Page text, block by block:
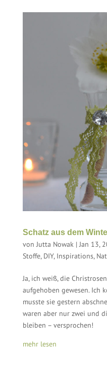
Schatz aus dem
vonJutta Nowak|Jan 13,
Stoffe, DIY, Inspirations,
Ja, ich weiß, die
aufgehoben gewesen. Ich
musste sie gestern
waren aber nur zwei und
bleiben – versprochen!
mehr lesen